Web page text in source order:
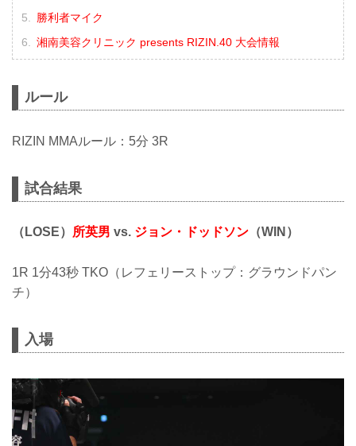
勝利者マイク
湘南美容クリニック presents RIZIN.40 大会情報
ルール
RIZIN MMAルール：5分 3R
試合結果
（LOSE） 所英男 vs. ジョン・ドッドソン （WIN）
1R 1分43秒 TKO（レフェリーストップ：グラウンドパン
チ）
入場